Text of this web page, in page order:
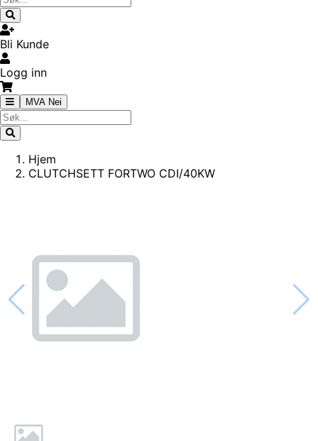
Bli Kunde
Logg inn
MVA Nei
Hjem
CLUTCHSETT FORTWO CDI/40KW